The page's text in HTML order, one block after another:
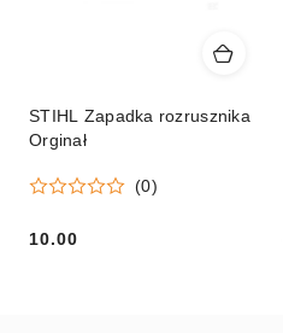
STIHL Zapadka rozrusznika
Orginał
(0)
Cena:
10.00